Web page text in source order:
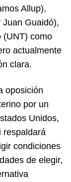
Allup),
Guaidó),
(UNT) como
actualmente
clara.
oposición
por un
Unidos,
respaldará
condiciones
de elegir,